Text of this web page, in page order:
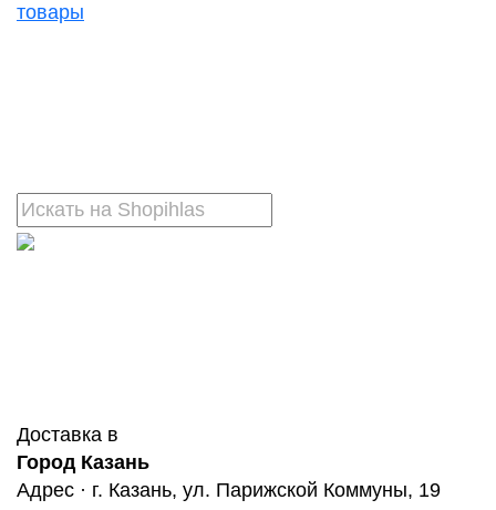
товары
Доставка в
Город Казань
Адрес · г. Казань, ул. Парижской Коммуны, 19